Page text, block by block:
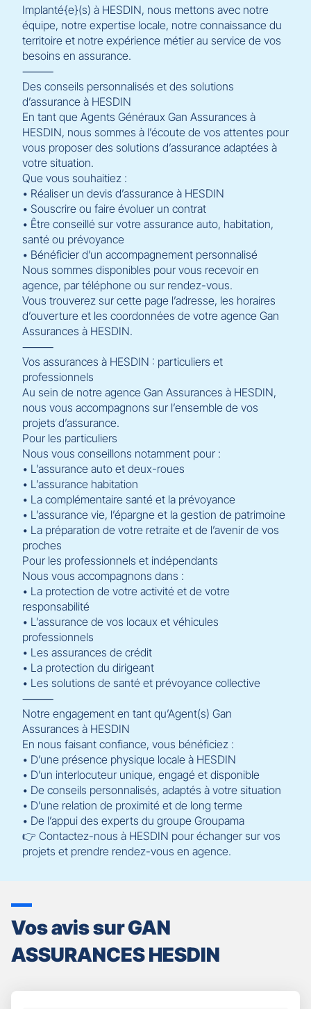
Implanté{e}(s) à HESDIN, nous mettons avec notre
équipe, notre expertise locale, notre connaissance du
territoire et notre expérience métier au service de vos
besoins en assurance.
⸻
Des conseils personnalisés et des solutions
d’assurance à HESDIN
En tant que Agents Généraux Gan Assurances à
HESDIN, nous sommes à l’écoute de vos attentes pour
vous proposer des solutions d’assurance adaptées à
votre situation.
Que vous souhaitiez :
• Réaliser un devis d’assurance à HESDIN
• Souscrire ou faire évoluer un contrat
• Être conseillé sur votre assurance auto, habitation,
santé ou prévoyance
• Bénéficier d’un accompagnement personnalisé
Nous sommes disponibles pour vous recevoir en
agence, par téléphone ou sur rendez-vous.
Vous trouverez sur cette page l’adresse, les horaires
d’ouverture et les coordonnées de votre agence Gan
Assurances à HESDIN.
⸻
Vos assurances à HESDIN : particuliers et
professionnels
Au sein de notre agence Gan Assurances à HESDIN,
nous vous accompagnons sur l’ensemble de vos
projets d’assurance.
Pour les particuliers
Nous vous conseillons notamment pour :
• L’assurance auto et deux-roues
• L’assurance habitation
• La complémentaire santé et la prévoyance
• L’assurance vie, l’épargne et la gestion de patrimoine
• La préparation de votre retraite et de l’avenir de vos
proches
Pour les professionnels et indépendants
Nous vous accompagnons dans :
• La protection de votre activité et de votre
responsabilité
• L’assurance de vos locaux et véhicules
professionnels
• Les assurances de crédit
• La protection du dirigeant
• Les solutions de santé et prévoyance collective
⸻
Notre engagement en tant qu’Agent(s) Gan
Assurances à HESDIN
En nous faisant confiance, vous bénéficiez :
• D’une présence physique locale à HESDIN
• D’un interlocuteur unique, engagé et disponible
• De conseils personnalisés, adaptés à votre situation
• D’une relation de proximité et de long terme
• De l’appui des experts du groupe Groupama
👉 Contactez-nous à HESDIN pour échanger sur vos
projets et prendre rendez-vous en agence.
Vos avis sur GAN
ASSURANCES HESDIN